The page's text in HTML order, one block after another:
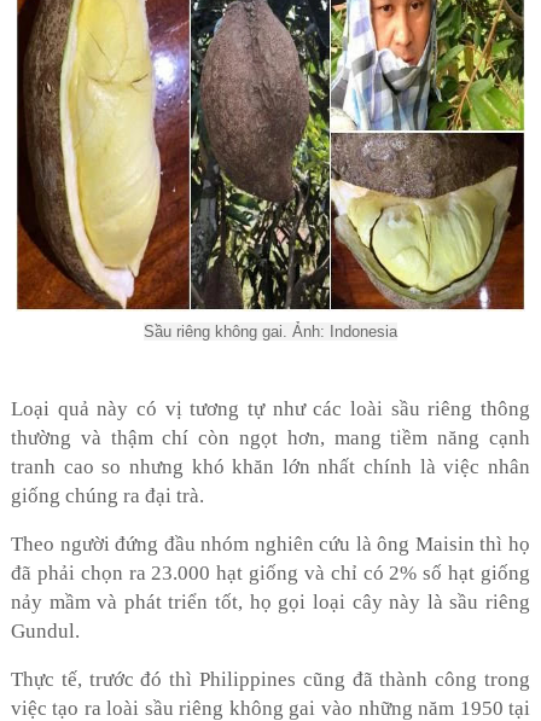
Sầu riêng không gai. Ảnh: Indonesia
Loại quả này có vị tương tự như các loài sầu riêng thông
thường và thậm chí còn ngọt hơn, mang tiềm năng cạnh
tranh cao so nhưng khó khăn lớn nhất chính là việc nhân
giống chúng ra đại trà.
Theo người đứng đầu nhóm nghiên cứu là ông Maisin thì họ
đã phải chọn ra 23.000 hạt giống và chỉ có 2% số hạt giống
nảy mầm và phát triển tốt, họ gọi loại cây này là sầu riêng
Gundul.
Thực tế, trước đó thì Philippines cũng đã thành công trong
việc tạo ra loài sầu riêng không gai vào những năm 1950 tại